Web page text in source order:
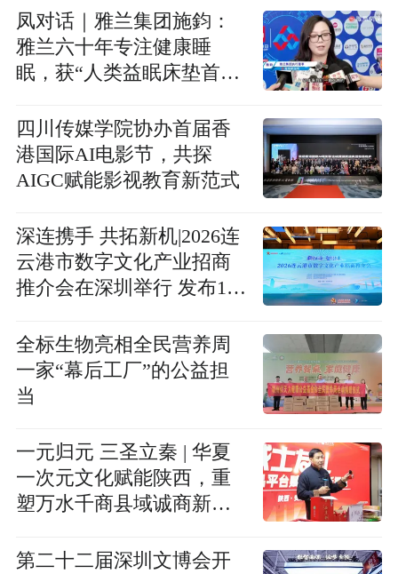
举办
凤对话｜雅兰集团施鈞：
雅兰六十年专注健康睡
眠，获“人类益眠床垫首创
四川传媒学院协办首届香
港国际AI电影节，共探
AIGC赋能影视教育新范式
深连携手 共拓新机|2026连
云港市数字文化产业招商
推介会在深圳举行 发布13
全标生物亮相全民营养周
一家“幕后工厂”的公益担
当
一元归元 三圣立秦 | 华夏
一次元文化赋能陕西，重
塑万水千商县域诚商新格
第二十二届深圳文博会开